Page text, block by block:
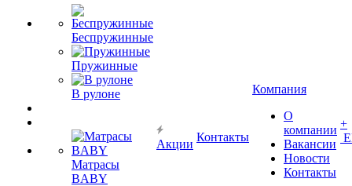
Беспружинные
Пружинные
В рулоне
Матрасы
BABY
Акции
Контакты
Компания
О
компании
Вакансии
Новости
Контакты
+